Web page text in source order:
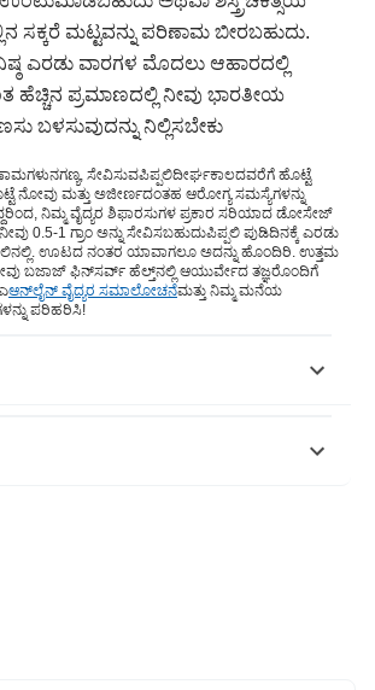
ಸಕ್ಕರೆ ಮಟ್ಟವನ್ನು ಪರಿಣಾಮ ಬೀರಬಹುದು.
ಎರಡು ವಾರಗಳ ಮೊದಲು ಆಹಾರದಲ್ಲಿ
ಹೆಚ್ಚಿನ ಪ್ರಮಾಣದಲ್ಲಿ ನೀವು ಭಾರತೀಯ
ಬಳಸುವುದನ್ನು ನಿಲ್ಲಿಸಬೇಕು
ನಗಣ್ಯ, ಸೇವಿಸುವಪಿಪ್ಪಲಿದೀರ್ಘಕಾಲದವರೆಗೆ ಹೊಟ್ಟೆ
ನೋವು ಮತ್ತು ಅಜೀರ್ಣದಂತಹ ಆರೋಗ್ಯ ಸಮಸ್ಯೆಗಳನ್ನು
ನಿಮ್ಮ ವೈದ್ಯರ ಶಿಫಾರಸುಗಳ ಪ್ರಕಾರ ಸರಿಯಾದ ಡೋಸೇಜ್
0.5-1 ಗ್ರಾಂ ಅನ್ನು ಸೇವಿಸಬಹುದುಪಿಪ್ಪಲಿ ಪುಡಿದಿನಕ್ಕೆ ಎರಡು
ಊಟದ ನಂತರ ಯಾವಾಗಲೂ ಅದನ್ನು ಹೊಂದಿರಿ. ಉತ್ತಮ
ಬಜಾಜ್ ಫಿನ್‌ಸರ್ವ್ ಹೆಲ್ತ್‌ನಲ್ಲಿ ಆಯುರ್ವೇದ ತಜ್ಞರೊಂದಿಗೆ
ಆನ್‌ಲೈನ್ ವೈದ್ಯರ ಸಮಾಲೋಚನೆಮತ್ತು ನಿಮ್ಮ ಮನೆಯ
ಪರಿಹರಿಸಿ!
science/article/pii/